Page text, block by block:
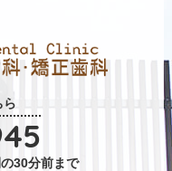
ら
30分前まで